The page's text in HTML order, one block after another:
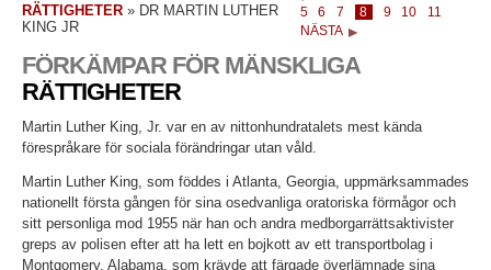
RÄTTIGHETER » DR MARTIN LUTHER
KING JR
5
6 7 8 9 10
11
NÄSTA
FÖRKÄMPAR FÖR MÄNSKLIGA
RÄTTIGHETER
Martin Luther King, Jr. var en av nittonhundratalets mest kända
förespråkare för sociala förändringar utan våld.
Martin Luther King, som föddes i Atlanta, Georgia, uppmärksammades
nationellt första gången för sina osedvanliga oratoriska förmågor och
sitt personliga mod 1955 när han och andra medborgarrättsaktivister
greps av polisen efter att ha lett en bojkott av ett transportbolag i
Montgomery, Alabama, som krävde att färgade överlämnade sina